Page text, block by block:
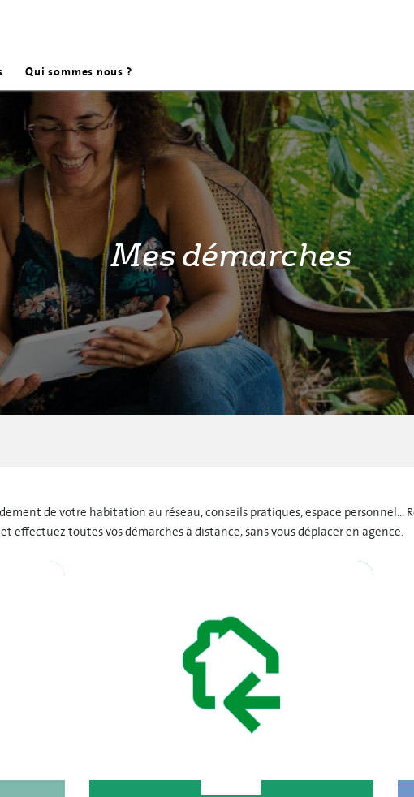
au réseau d'eau potable
l'eau
consommation
sa consommation
comment ça marche ?
l'eau
compteurs d'eau connectés
en période cyclonique
Qui sommes nous ?
Mes démarches
de votre habitation au réseau, conseils pratiques, espace personnel...
effectuez toutes vos démarches à distance, sans vous déplacer en agence.